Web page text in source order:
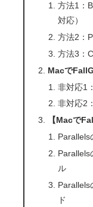
方法1：
対応）
方法2：
方法3：
Macで
非対応1
非対応2
【Macで
Parallels
Parallels
ル
Parallels
ド